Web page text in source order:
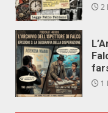
2
1